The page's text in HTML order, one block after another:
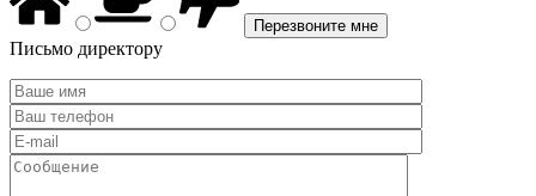
Письмо директору